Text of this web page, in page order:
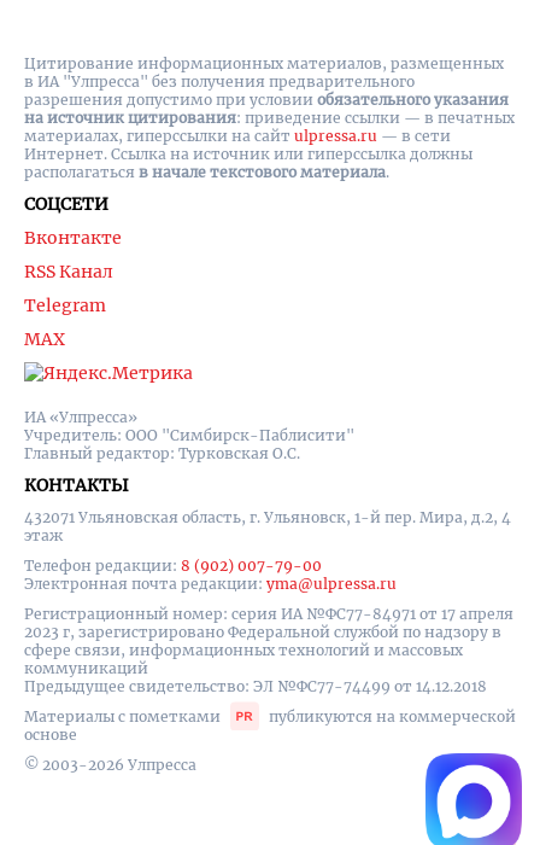
ИА «Улпресса»
Учредитель: ООО "Симбирск-Паблисити"
Главный редактор: Турковская О.С.
КОНТАКТЫ
432071 Ульяновская область, г. Ульяновск, 1-й пер. Мира, д.2, 4
этаж
Телефон редакции: 8 (902) 007-79-00
Электронная почта редакции: yma@ulpressa.ru
Регистрационный номер: серия ИА №ФС77-84971 от 17 апреля
2023 г, зарегистрировано Федеральной службой по надзору в
сфере связи, информационных технологий и массовых
коммуникаций
Предыдущее свидетельство: ЭЛ №ФС77-74499 от 14.12.2018
Материалы с пометками
публикуются на коммерческой
основе
© 2003-2026 Улпресса
СОЦСЕТИ
Вконтакте
RSS Канал
Telegram
MAX
Цитирование информационных материалов, размещенных
в ИА "Улпресса" без получения предварительного
разрешения допустимо при условии обязательного указания
на источник цитирования: приведение ссылки — в печатных
материалах, гиперссылки на cайт ulpressa.ru — в сети
Интернет. Ссылка на источник или гиперссылка должны
располагаться в начале текстового материала.